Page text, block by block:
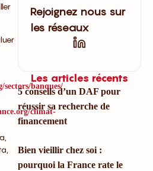
banques/
climat-
Rejoignez nous sur
les réseaux
Les articles récents
5 conseils d’un DAF pour
réussir sa recherche de
financement
Bien vieillir chez soi :
pourquoi la France rate le